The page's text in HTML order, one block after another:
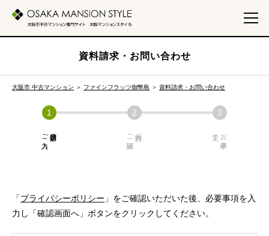
資料請求・お問い合わせ
大阪市 中古マンション ＞ ファインフラッツ御幣島 ＞ 資料請求・お問い合わせ
必須項目の
ご入力 内容の
ご確認 お手続き
「プライバシーポリシー 」をご確認いただいた後、必要事項を入
力し「確認画面へ」ボタンをクリックしてください。